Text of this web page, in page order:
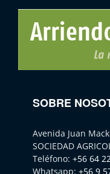
SOBRE
Avenida Juan
SOCIEDAD
Teléfono: +56 64
Whatsapp: +56 9